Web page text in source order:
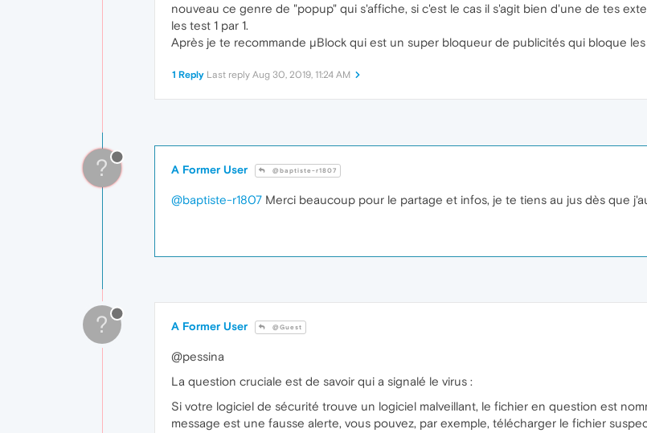
nouveau ce genre de "popup" qui s'affiche, si c'est le cas il s'agit bien d'une de tes
les test 1 par 1.
Après je te recommande µBlock qui est un super bloqueur de publicités qui bloque
1 Reply Last reply Aug 30, 2019, 11:24 AM
? A Former User @baptiste-r1807
@baptiste-r1807 Merci beaucoup pour le partage et infos, je te tiens au jus dès que
? A Former User @Guest
@pessina
La question cruciale est de savoir qui a signalé le virus :
Si votre logiciel de sécurité trouve un logiciel malveillant, le fichier en question est
message est une fausse alerte, vous pouvez, par exemple, télécharger le fichier